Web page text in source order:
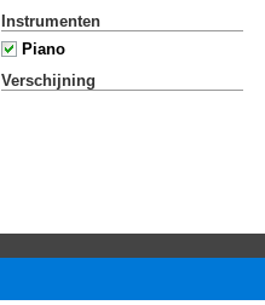
Instrumenten
Piano
Verschijning